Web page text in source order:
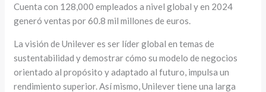
Cuenta con 128,000 empleados a nivel global y en 2024
generó ventas por 60.8 mil millones de euros.
La visión de Unilever es ser líder global en temas de
sustentabilidad y demostrar cómo su modelo de negocios
orientado al propósito y adaptado al futuro, impulsa un
rendimiento superior. Así mismo, Unilever tiene una larga